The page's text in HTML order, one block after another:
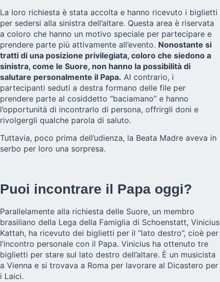
La loro richiesta è stata accolta e hanno ricevuto i biglietti
per sedersi alla sinistra dell’altare. Questa area è riservata
a coloro che hanno un motivo speciale per partecipare e
prendere parte più attivamente all’evento. Nonostante si
tratti di una posizione privilegiata, coloro che siedono a
sinistra, come le Suore, non hanno la possibilità di
salutare personalmente il Papa. Al contrario, i
partecipanti seduti a destra formano delle file per
prendere parte al cosiddetto “baciamano” e hanno
l’opportunità di incontrarlo di persona, offrirgli doni e
rivolgergli qualche parola di saluto.
Tuttavia, poco prima dell’udienza, la Beata Madre aveva in
serbo per loro una sorpresa.
Puoi incontrare il Papa oggi?
Parallelamente alla richiesta delle Suore, un membro
brasiliano della Lega della Famiglia di Schoenstatt, Vinicius
Kattah, ha ricevuto dei biglietti per il “lato destro”, cioè per
l’incontro personale con il Papa. Vinicius ha ottenuto tre
biglietti per stare sul lato destro dell’altare. È un musicista
a Vienna e si trovava a Roma per lavorare al Dicastero per
i Laici.